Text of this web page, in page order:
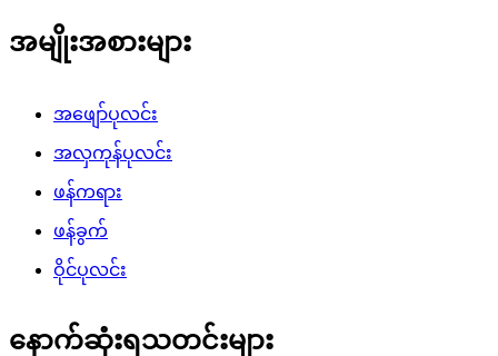
အမျိုးအစားများ
အဖျော်ပုလင်း
အလှကုန်ပုလင်း
ဖန်ကရား
ဖန်ခွက်
ဝိုင်ပုလင်း
နောက်ဆုံးရသတင်းများ